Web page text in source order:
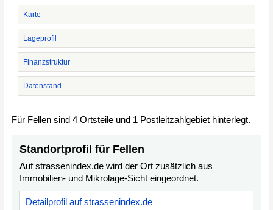
Karte
Lageprofil
Finanzstruktur
Datenstand
Für Fellen sind 4 Ortsteile und 1 Postleitzahlgebiet hinterlegt.
Standortprofil für Fellen
Auf strassenindex.de wird der Ort zusätzlich aus
Immobilien- und Mikrolage-Sicht eingeordnet.
Detailprofil auf strassenindex.de